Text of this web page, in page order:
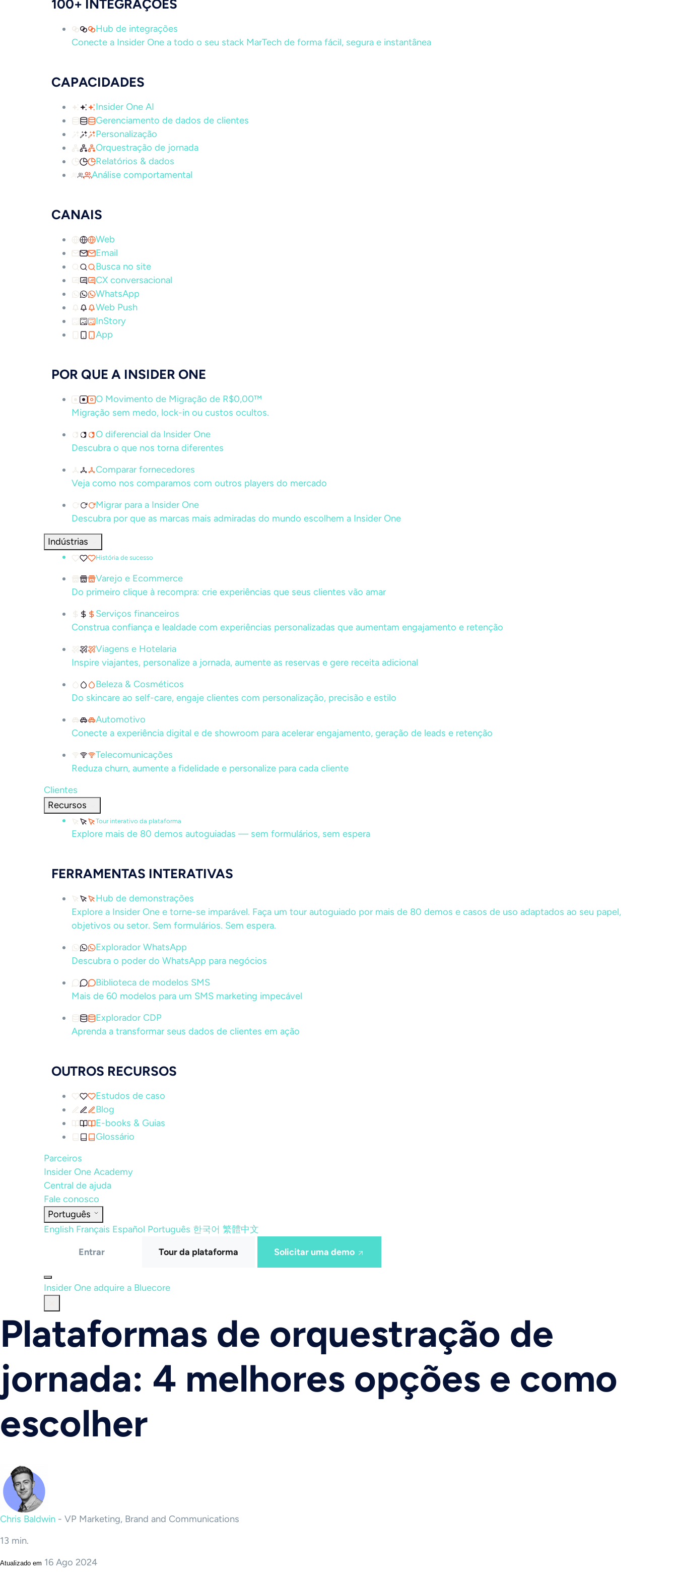
100+ INTEGRAÇÕES
Hub de integrações
Conecte a Insider One a todo o seu stack MarTech de forma fácil, segura e instantânea
CAPACIDADES
Insider One AI
Gerenciamento de dados de clientes
Personalização
Orquestração de jornada
Relatórios & dados
Análise comportamental
CANAIS
Web
Email
Busca no site
CX conversacional
WhatsApp
Web Push
InStory
App
POR QUE A INSIDER ONE
O Movimento de Migração de R$0,00™
Migração sem medo, lock-in ou custos ocultos.
O diferencial da Insider One
Descubra o que nos torna diferentes
Comparar fornecedores
Veja como nos comparamos com outros players do mercado
Migrar para a Insider One
Descubra por que as marcas mais admiradas do mundo escolhem a Insider One
Indústrias
História de sucesso
Varejo e Ecommerce
Do primeiro clique à recompra: crie experiências que seus clientes vão amar
Serviços financeiros
Construa confiança e lealdade com experiências personalizadas que aumentam engajamento e retenção
Viagens e Hotelaria
Inspire viajantes, personalize a jornada, aumente as reservas e gere receita adicional
Beleza & Cosméticos
Do skincare ao self-care, engaje clientes com personalização, precisão e estilo
Automotivo
Conecte a experiência digital e de showroom para acelerar engajamento, geração de leads e retenção
Telecomunicações
Reduza churn, aumente a fidelidade e personalize para cada cliente
Clientes
Recursos
Tour interativo da plataforma
Explore mais de 80 demos autoguiadas — sem formulários, sem espera
FERRAMENTAS INTERATIVAS
Hub de demonstrações
Explore a Insider One e torne-se imparável. Faça um tour autoguiado por mais de 80 demos e casos de uso adaptados ao seu papel,
objetivos ou setor. Sem formulários. Sem espera.
Explorador WhatsApp
Descubra o poder do WhatsApp para negócios
Biblioteca de modelos SMS
Mais de 60 modelos para um SMS marketing impecável
Explorador CDP
Aprenda a transformar seus dados de clientes em ação
OUTROS RECURSOS
Estudos de caso
Blog
E-books & Guias
Glossário
Parceiros
Insider One Academy
Central de ajuda
Fale conosco
Português
English Français Español Português 한국어 繁體中文
Entrar Tour da plataforma Solicitar uma demo
Insider One adquire a Bluecore
Plataformas de orquestração de
jornada: 4 melhores opções e como
escolher
Chris Baldwin - VP Marketing, Brand and Communications
13 min.
Atualizado em 16 Ago 2024